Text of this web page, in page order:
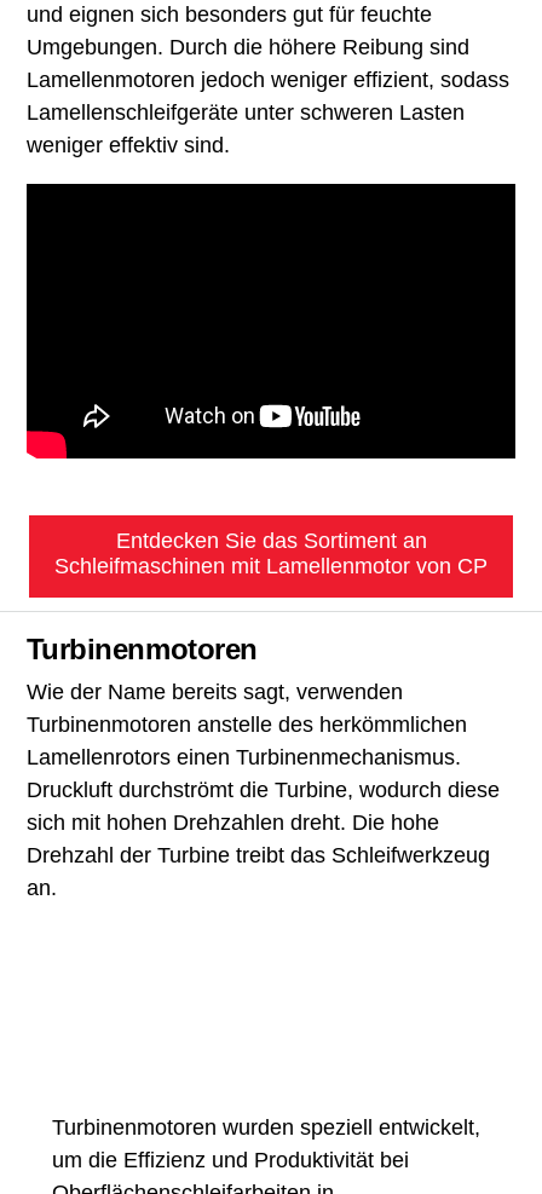
und eignen sich besonders gut für feuchte
Umgebungen. Durch die höhere Reibung sind
Lamellenmotoren jedoch weniger effizient, sodass
Lamellenschleifgeräte unter schweren Lasten
weniger effektiv sind.
Entdecken Sie das Sortiment an
Schleifmaschinen mit Lamellenmotor von CP
Turbinenmotoren
Wie der Name bereits sagt, verwenden
Turbinenmotoren anstelle des herkömmlichen
Lamellenrotors einen Turbinenmechanismus.
Druckluft durchströmt die Turbine, wodurch diese
sich mit hohen Drehzahlen dreht. Die hohe
Drehzahl der Turbine treibt das Schleifwerkzeug
an.
Turbinenmotoren wurden speziell entwickelt,
um die Effizienz und Produktivität bei